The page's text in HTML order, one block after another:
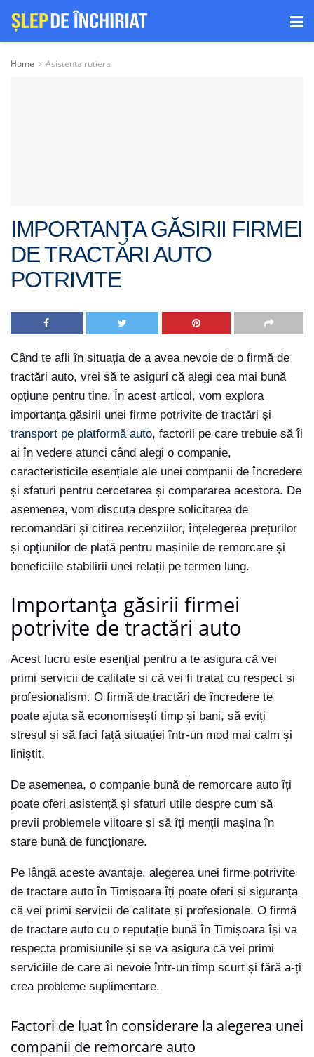
Home Asistenta rutiera
IMPORTANȚA GĂSIRII FIRMEI
DE TRACTĂRI AUTO
POTRIVITE
Când te afli în situația de a avea nevoie de o firmă de
tractări auto, vrei să te asiguri că alegi cea mai bună
opțiune pentru tine. În acest articol, vom explora
importanța găsirii unei firme potrivite de tractări și
transport pe platformă auto, factorii pe care trebuie să îi
ai în vedere atunci când alegi o companie,
caracteristicile esențiale ale unei companii de încredere
și sfaturi pentru cercetarea și compararea acestora. De
asemenea, vom discuta despre solicitarea de
recomandări și citirea recenziilor, înțelegerea prețurilor
și opțiunilor de plată pentru mașinile de remorcare și
beneficiile stabilirii unei relații pe termen lung.
Importanța găsirii firmei
potrivite de tractări auto
Acest lucru este esențial pentru a te asigura că vei
primi servicii de calitate și că vei fi tratat cu respect și
profesionalism. O firmă de tractări de încredere te
poate ajuta să economisești timp și bani, să eviți
stresul și să faci față situației într-un mod mai calm și
liniștit.
De asemenea, o companie bună de remorcare auto îți
poate oferi asistență și sfaturi utile despre cum să
previi problemele viitoare și să îți menții mașina în
stare bună de funcționare.
Pe lângă aceste avantaje, alegerea unei firme potrivite
de tractare auto în Timișoara îți poate oferi și siguranța
că vei primi servicii de calitate și profesionale. O firmă
de tractare auto cu o reputație bună în Timișoara își va
respecta promisiunile și se va asigura că vei primi
serviciile de care ai nevoie într-un timp scurt și fără a-ți
crea probleme suplimentare.
Factori de luat în considerare la alegerea unei
companii de remorcare auto